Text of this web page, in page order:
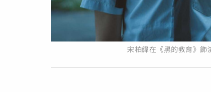
宋柏緯在《黑的教育》飾